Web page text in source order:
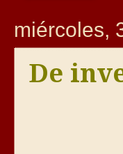
miércoles,
De